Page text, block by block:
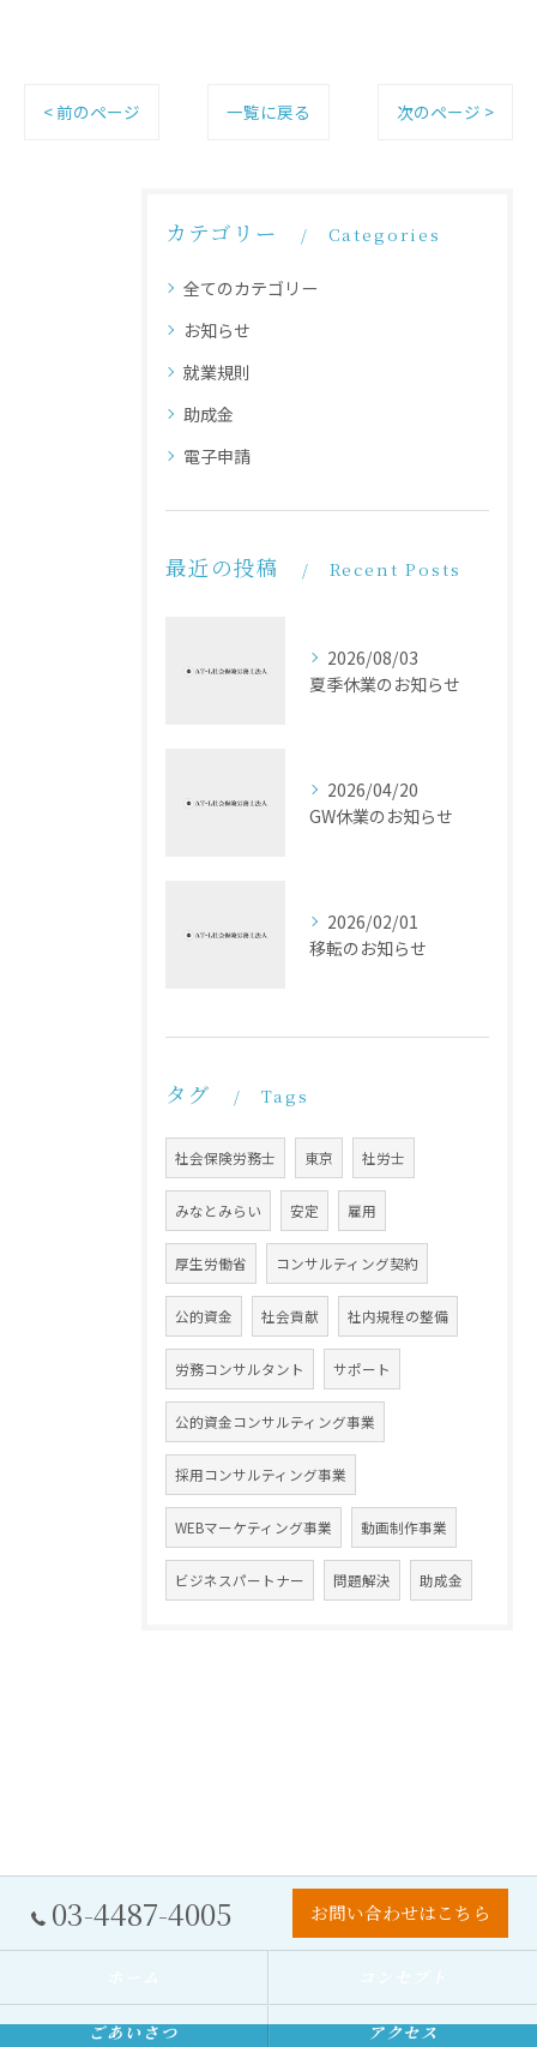
< 前のページ 一覧に戻る 次のページ >
カテゴリー Categories
全てのカテゴリー
お知らせ
就業規則
助成金
電子申請
最近の投稿 Recent Posts
2026/08/03
夏季休業のお知らせ
2026/04/20
GW休業のお知らせ
2026/02/01
移転のお知らせ
タグ Tags
社会保険労務士 東京 社労士
みなとみらい 安定 雇用
厚生労働省 コンサルティング契約
公的資金 社会貢献 社内規程の整備
労務コンサルタント サポート
公的資金コンサルティング事業
採用コンサルティング事業
WEBマーケティング事業 動画制作事業
ビジネスパートナー 問題解決 助成金
03-4487-4005 お問い合わせはこちら
ごあいさつ アクセス